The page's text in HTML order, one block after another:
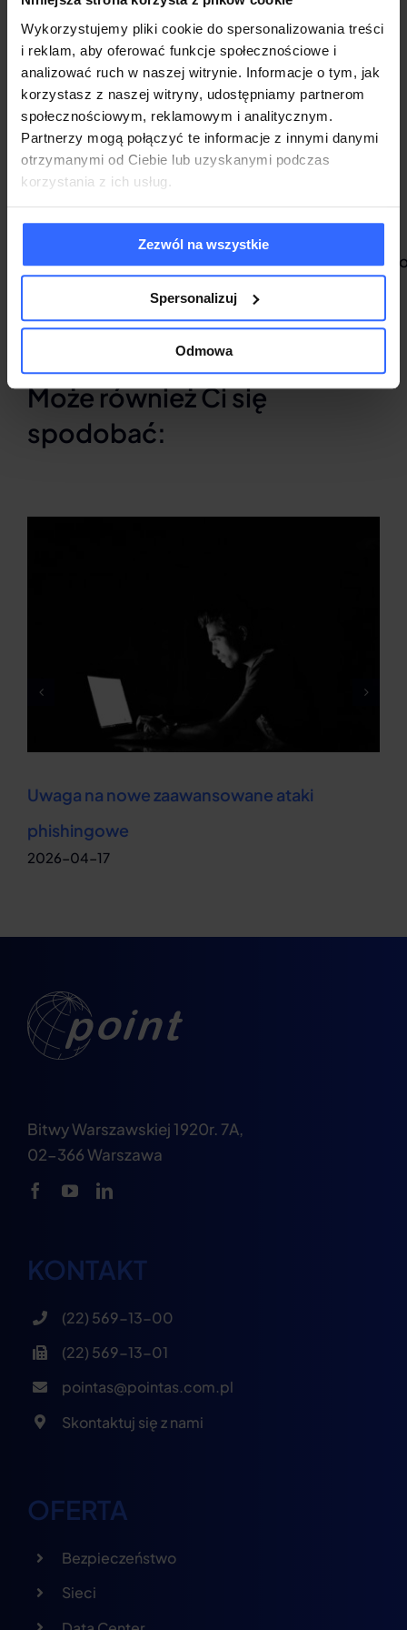
Wykorzystujemy pliki cookie do spersonalizowania treści
i reklam, aby oferować funkcje społecznościowe i
analizować ruch w naszej witrynie. Informacje o tym, jak
korzystasz z naszej witryny, udostępniamy partnerom
społecznościowym, reklamowym i analitycznym.
Partnerzy mogą połączyć te informacje z innymi danymi
otrzymanymi od Ciebie lub uzyskanymi podczas
korzystania z ich usług.
Zezwól na wszystkie
Spersonalizuj
Odmowa
użytkownika.
Należy pamiętać, by regularnie aktualizować
system i aplikacje, gdyż samo
oprogramowanie antywirusowe jest obecnie
niewystarczające i wiele ataków ma miejsce
właśnie poprzez wykorzystanie luk w
software.
https://www.bleepingcomputer.com/news/
flaws-no-zero-days/
Może również Ci się
spodobać:
Uwaga na nowe zaawansowane ataki
phishingowe
Bitwy Warszawskiej 1920r. 7A,
02-366 Warszawa
KONTAKT
(22) 569-13-00
(22) 569-13-01
pointas@pointas.com.pl
Skontaktuj się z nami
OFERTA
Bezpieczeństwo
Sieci